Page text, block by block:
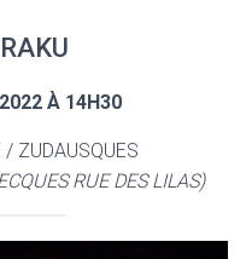
À 14H30
/ ZUDAUSQUES
RUE DES LILAS)